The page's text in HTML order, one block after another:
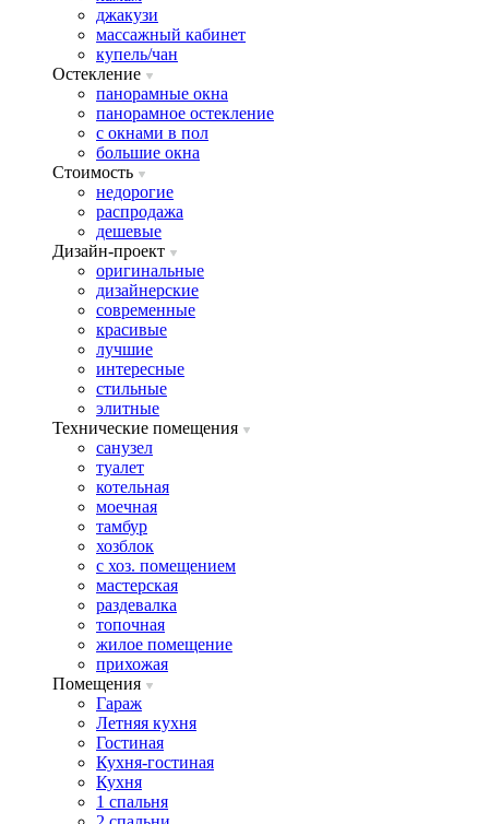
джакузи
массажный кабинет
купель/чан
Остекление
панорамные окна
панорамное остекление
с окнами в пол
большие окна
Стоимость
недорогие
распродажа
дешевые
Дизайн-проект
оригинальные
дизайнерские
современные
красивые
лучшие
интересные
стильные
элитные
Технические помещения
санузел
туалет
котельная
моечная
тамбур
хозблок
с хоз. помещением
мастерская
раздевалка
топочная
жилое помещение
прихожая
Помещения
Гараж
Летняя кухня
Гостиная
Кухня-гостиная
Кухня
1 спальня